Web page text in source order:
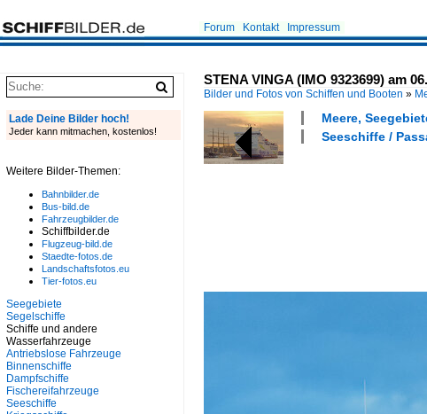
Forum Kontakt Impressum
STENA VINGA (IMO 9323699) am
Bilder und Fotos von Schiffen und Booten »
Meere,
Seeschiffe /
Lade Deine Bilder hoch!
Jeder kann mitmachen, kostenlos!
Weitere Bilder-Themen:
Bahnbilder.de
Bus-bild.de
Fahrzeugbilder.de
Schiffbilder.de
Flugzeug-bild.de
Staedte-fotos.de
Landschaftsfotos.eu
Tier-fotos.eu
Seegebiete
Segelschiffe
Schiffe und andere
Wasserfahrzeuge
Antriebslose Fahrzeuge
Binnenschiffe
Dampfschiffe
Fischereifahrzeuge
Seeschiffe